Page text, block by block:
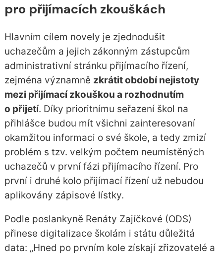
pro přijímacích zkouškách
Hlavním cílem novely je zjednodušit
uchazečům a jejich zákonným zástupcům
administrativní stránku přijímacího řízení,
zejména významně zkrátit období nejistoty
mezi přijímací zkouškou a rozhodnutím
o přijetí. Díky prioritnímu seřazení škol na
přihlášce budou mít všichni zainteresovaní
okamžitou informaci o své škole, a tedy zmizí
problém s tzv. velkým počtem neumístěných
uchazečů v první fázi přijímacího řízení. Pro
první i druhé kolo přijímací řízení už nebudou
aplikovány zápisové lístky.
Podle poslankyně Renáty Zajíčkové (ODS)
přinese digitalizace školám i státu důležitá
data: „Hned po prvním kole získají zřizovatelé a